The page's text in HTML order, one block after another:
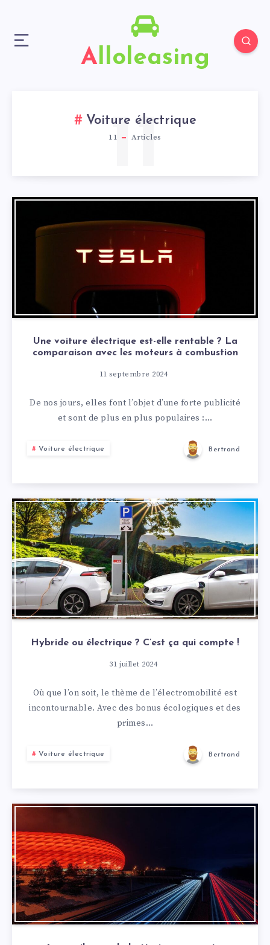
Alloleasing
Voiture électrique
11 Articles
11
Une voiture électrique est-elle rentable ? La
comparaison avec les moteurs à combustion
11 septembre 2024
De nos jours, elles font l’objet d’une forte publicité
et sont de plus en plus populaires :…
Voiture électrique Bertrand
Hybride ou électrique ? C’est ça qui compte !
31 juillet 2024
Où que l’on soit, le thème de l’électromobilité est
incontournable. Avec des bonus écologiques et des
primes…
Voiture électrique Bertrand